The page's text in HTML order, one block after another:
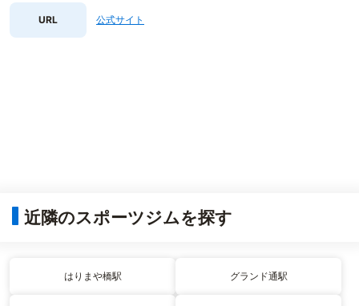
URL 公式サイト
近隣のスポーツジムを探す
はりまや橋駅 グランド通駅